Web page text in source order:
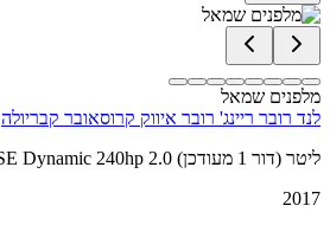
מלפנים שמאל
לנד רובר ריינג' רובר איווק קרוסאובר קבריולה
HSE Dynamic 240hp 2.0 ליטר (דור 1 מעודכן)
2017